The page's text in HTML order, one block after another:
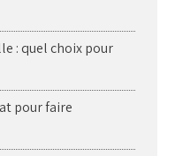
: quel choix pour
pour faire